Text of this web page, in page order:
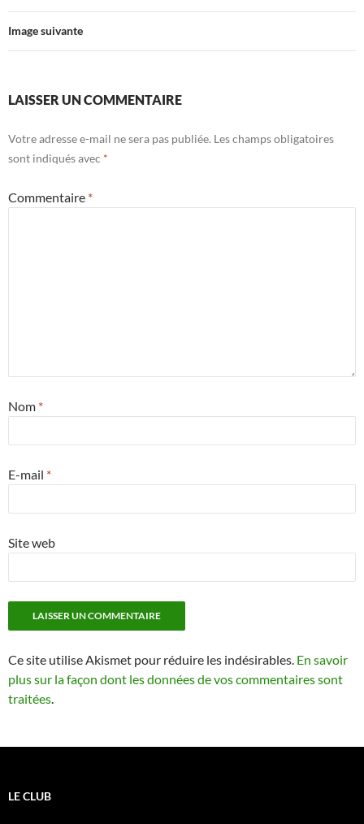
Image suivante
LAISSER UN COMMENTAIRE
Votre adresse e-mail ne sera pas publiée. Les champs obligatoires
sont indiqués avec *
Commentaire *
Nom *
E-mail *
Site web
Ce site utilise Akismet pour réduire les indésirables. En savoir
plus sur la façon dont les données de vos commentaires sont
traitées.
LE CLUB